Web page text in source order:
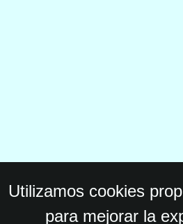
Utilizamos cookies
para mejorar la